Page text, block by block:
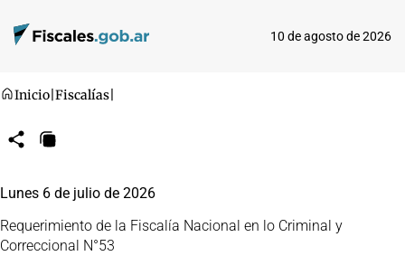
10 de agosto de 2026
Inicio Fiscalías
CompartirCopiar
Lunes 6 de julio de 2026
Requerimiento de la Fiscalía Nacional en lo Criminal y
Correccional N°53